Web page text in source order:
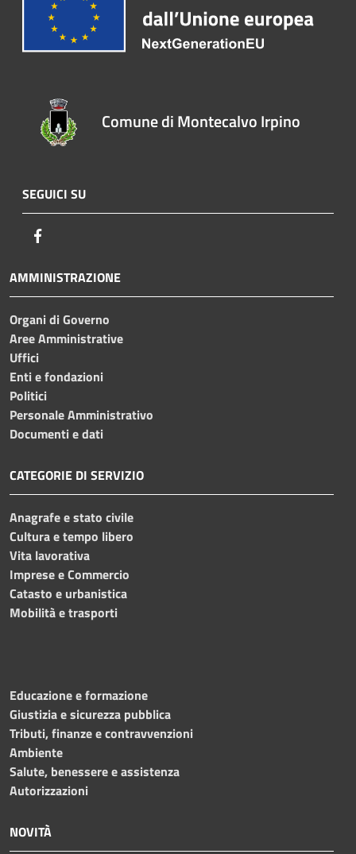
Comune di Montecalvo Irpino
SEGUICI SU
AMMINISTRAZIONE
Organi di Governo
Aree Amministrative
Uffici
Enti e fondazioni
Politici
Personale Amministrativo
Documenti e dati
CATEGORIE DI SERVIZIO
Anagrafe e stato civile
Cultura e tempo libero
Vita lavorativa
Imprese e Commercio
Catasto e urbanistica
Mobilità e trasporti
Educazione e formazione
Giustizia e sicurezza pubblica
Tributi, finanze e contravvenzioni
Ambiente
Salute, benessere e assistenza
Autorizzazioni
NOVITÀ